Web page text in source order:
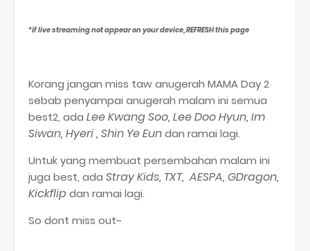
*if live streaming not appear on your device, REFRESH this page
Korang jangan miss taw anugerah MAMA Day 2
sebab penyampai anugerah malam ini semua
best2, ada Lee Kwang Soo, Lee Doo Hyun, Im
Siwan, Hyeri , Shin Ye Eundan ramai lagi.
Untuk yang membuat persembahan malam ini
juga best, ada Stray Kids, TXT, AESPA, GDragon,
Kickflip dan ramai lagi.
So dont miss out~